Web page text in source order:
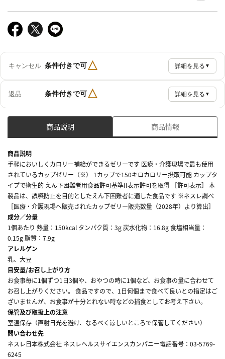
キャンセル 条件付きで可△ 詳細を見る ▼
返品 条件付きで可△ 詳細を見る ▼
商品説明 商品情報
商品説明
手軽においしくカロリー補給ができるゼリーです 医療・介護現場で最も使用
されているカップゼリー（※） 1カップで150キロカロリー摂取可能 カップタ
イプで衛生的 えん下困難者用食品許可基準II表示許可を取得 ［許可表示］ 本
製品は、誤嚥防止を目的としたえん下困難者に適した食品です ※ネスレ調べ
［医療・介護現場へ販売されたカップゼリー販売数量（2028年）より算出］
成分／分量
1個あたり 熱量：150kcal タンパク質：3g 炭水化物：16.8g 食塩相当量：
0.15g 脂質：7.9g
アレルゲン
乳、大豆
目安量/お召し上がり方
お食事毎に1個ずつ1日3個や、おやつの時に1個など、お食事の量に合わせて
お召し上がりください。 食品ですので、1日何個まで食べて良いとの指定はご
ざいませんが、お食事が十分とれない時などの捕食としてお考え下さい。
保管及び取扱上の注意
室温保存（直射日光を避け、なるべく涼しいところで保管してください）
問い合わせ先
ネスレ日本株式会社 ネスレヘルスサイエンスカンパニー電話番号：03-5769-
6245